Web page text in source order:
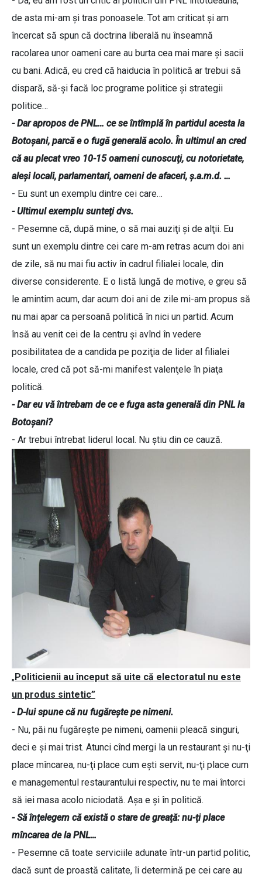
de asta mi-am şi tras ponoasele. Tot am criticat şi am
încercat să spun că doctrina liberală nu înseamnă
racolarea unor oameni care au burta cea mai mare şi sacii
cu bani. Adică, eu cred că haiducia în politică ar trebui să
dispară, să-şi facă loc programe politice şi strategii
politice…
- Dar apropos de PNL… ce se întîmplă în partidul acesta la
Botoşani, parcă e o fugă generală acolo. În ultimul an cred
că au plecat vreo 10-15 oameni cunoscuţi, cu notorietate,
aleşi locali, parlamentari, oameni de afaceri, ş.a.m.d. …
- Eu sunt un exemplu dintre cei care…
- Ultimul exemplu sunteţi dvs.
- Pesemne că, după mine, o să mai auziţi şi de alţii. Eu
sunt un exemplu dintre cei care m-am retras acum doi ani
de zile, să nu mai fiu activ în cadrul filialei locale, din
diverse considerente. E o listă lungă de motive, e greu să
le amintim acum, dar acum doi ani de zile mi-am propus să
nu mai apar ca persoană politică în nici un partid. Acum
însă au venit cei de la centru şi avînd în vedere
posibilitatea de a candida pe poziţia de lider al filialei
locale, cred că pot să-mi manifest valenţele în piaţa
politică.
- Dar eu vă întrebam de ce e fuga asta generală din PNL la
Botoşani?
- Ar trebui întrebat liderul local. Nu ştiu din ce cauză.
„Politicienii au început să uite că electoratul nu este
un produs sintetic”
- D-lui spune că nu fugăreşte pe nimeni.
- Nu, păi nu fugăreşte pe nimeni, oamenii pleacă singuri,
deci e şi mai trist. Atunci cînd mergi la un restaurant şi nu-ţi
place mîncarea, nu-ţi place cum eşti servit, nu-ţi place cum
e managementul restaurantului respectiv, nu te mai întorci
să iei masa acolo niciodată. Aşa e şi în politică.
- Să înţelegem că există o stare de greaţă: nu-ţi place
mîncarea de la PNL…
- Pesemne că toate serviciile adunate într-un partid politic,
dacă sunt de proastă calitate, îi determină pe cei care au